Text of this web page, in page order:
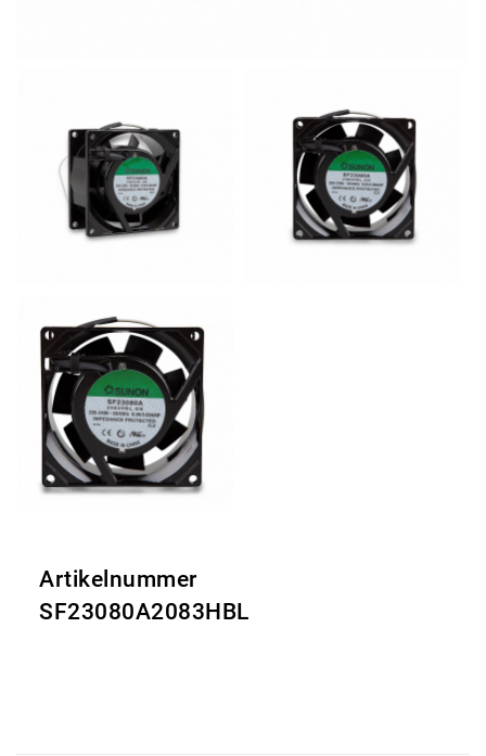
Artikelnummer
SF23080A2083HBL